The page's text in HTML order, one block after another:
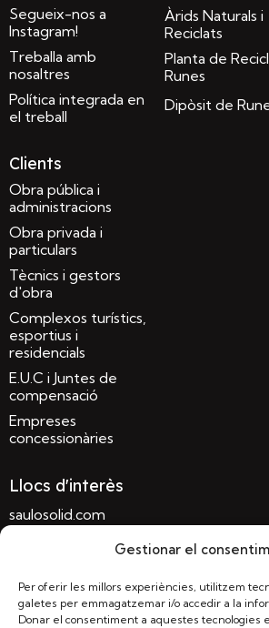
Gestionar el
Per oferir les millors experiències, utilitzem
galetes per emmagatzemar i/o accedir a la
Donar el consentiment a aquestes tecnologies
Segueix-nos a
Instagram!
Treballa amb
nosaltres
Política integrada en
el treball
Àrids Naturals i
Reciclats
Planta de
Runes
Dipòsit de
Clients
Obra pública i
administracions
Obra privada i
particulars
Tècnics i gestors
d'obra
Complexos turístics,
esportius i
residencials
E.U.C i Juntes de
compensació
Empreses
concessionàries
Llocs d'interès
saulosolid.com
sauloconglomerat.com
sauloparc.com